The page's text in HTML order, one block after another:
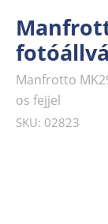
Manfrotto
os fejjel
SKU: 02823